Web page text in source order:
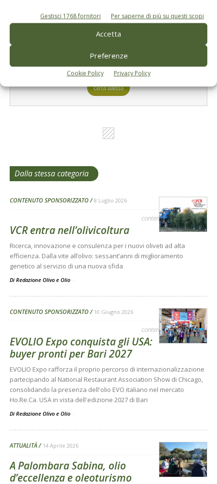
Gestisci 1768 fornitori Per saperne di più su questi scopi
Accetta
Preferenze
Cookie Policy Privacy Policy
L'Esperto risponde
I consigli di Terra e Vita agli agricoltori
Cerca adesso
Dalla stessa categoria
CONTENUTO SPONSORIZZATO 8 Luglio 2026
contenuto sponsorizzato
VCR entra nell’olivicoltura
Ricerca, innovazione e consulenza per i nuovi oliveti ad alta
efficienza. Dalla vite all’olivo: sessant’anni di miglioramento
genetico al servizio di una nuova sfida
Di Redazione Olivo e Olio -
CONTENUTO SPONSORIZZATO 10 Giugno 2026
contenuto sponsorizzato
EVOLIO Expo conquista gli USA:
buyer pronti per Bari 2027
EVOLIO Expo rafforza il proprio percorso di internazionalizzazione
partecipando al National Restaurant Association Show di Chicago,
consolidando la presenza dell'olio EVO italiano nel mercato
Ho.Re.Ca. USA in vista dell'edizione 2027 di Bari
Di Redazione Olivo e Olio -
ATTUALITÀ 14 Aprile 2026
A Palombara Sabina, olio
d’eccellenza e oleoturismo